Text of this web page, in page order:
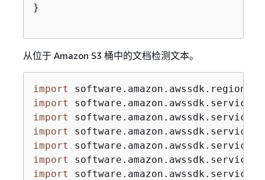
}
从位于 Amazon S3 桶中的文档检测文本。
import
import
import
import
import
import
import